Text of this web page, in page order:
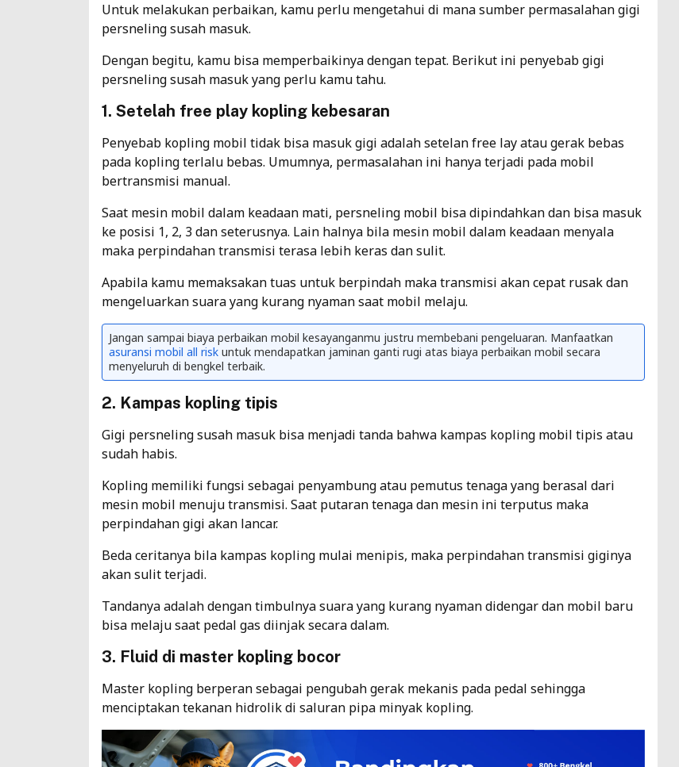
Untuk melakukan perbaikan, kamu perlu mengetahui di mana sumber permasalahan gigi
persneling susah masuk.
Dengan begitu, kamu bisa memperbaikinya dengan tepat. Berikut ini penyebab gigi
persneling susah masuk yang perlu kamu tahu.
1. Setelah free play kopling kebesaran
Penyebab kopling mobil tidak bisa masuk gigi adalah setelan free lay atau gerak bebas
pada kopling terlalu bebas. Umumnya, permasalahan ini hanya terjadi pada mobil
bertransmisi manual.
Saat mesin mobil dalam keadaan mati, persneling mobil bisa dipindahkan dan bisa masuk
ke posisi 1, 2, 3 dan seterusnya. Lain halnya bila mesin mobil dalam keadaan menyala
maka perpindahan transmisi terasa lebih keras dan sulit.
Apabila kamu memaksakan tuas untuk berpindah maka transmisi akan cepat rusak dan
mengeluarkan suara yang kurang nyaman saat mobil melaju.
Jangan sampai biaya perbaikan mobil kesayanganmu justru membebani pengeluaran. Manfaatkan
asuransi mobil all risk untuk mendapatkan jaminan ganti rugi atas biaya perbaikan mobil secara
menyeluruh di bengkel terbaik.
2. Kampas kopling tipis
Gigi persneling susah masuk bisa menjadi tanda bahwa kampas kopling mobil tipis atau
sudah habis.
Kopling memiliki fungsi sebagai penyambung atau pemutus tenaga yang berasal dari
mesin mobil menuju transmisi. Saat putaran tenaga dan mesin ini terputus maka
perpindahan gigi akan lancar.
Beda ceritanya bila kampas kopling mulai menipis, maka perpindahan transmisi giginya
akan sulit terjadi.
Tandanya adalah dengan timbulnya suara yang kurang nyaman didengar dan mobil baru
bisa melaju saat pedal gas diinjak secara dalam.
3. Fluid di master kopling bocor
Master kopling berperan sebagai pengubah gerak mekanis pada pedal sehingga
menciptakan tekanan hidrolik di saluran pipa minyak kopling.